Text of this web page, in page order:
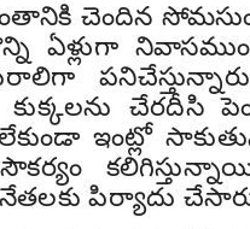
చెందిన
ఏళ్లుగా
చేరదీసి
ఇంట్లో
పిర్యాదు